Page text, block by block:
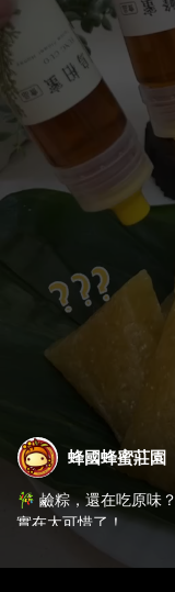
蜂國蜂蜜莊園
🎋 鹼粽，還在吃原味？
實在太可惜了！
同一顆鹼粽